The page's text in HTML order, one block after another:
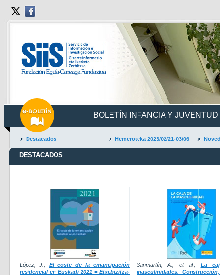
BOLETÍN INFANCIA Y
Destacados Hemeroteka 2023/02/21-03/06
DESTACADOS
López, J.
El coste de la emancipación
residencial en Euskadi 2021 = Etxebizitza-
Sanmartín, A. et al.
La
masculinidades.